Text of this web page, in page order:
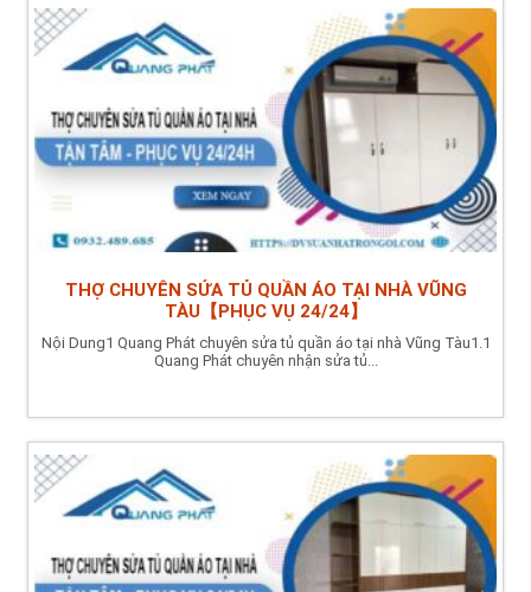
THỢ CHUYÊN SỬA TỦ QUẦN ÁO TẠI NHÀ VŨNG
TÀU【PHỤC VỤ 24/24】
Nội Dung1 Quang Phát chuyên sửa tủ quần áo tại nhà Vũng Tàu1.1
Quang Phát chuyên nhận sửa tủ...